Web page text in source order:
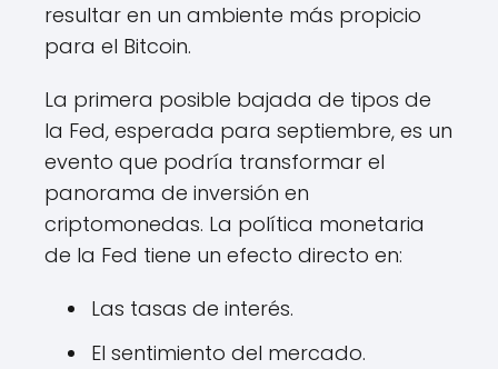
resultar en un ambiente más propicio
para el Bitcoin.
La primera posible bajada de tipos de
la Fed, esperada para septiembre, es un
evento que podría transformar el
panorama de inversión en
criptomonedas. La política monetaria
de la Fed tiene un efecto directo en:
Las tasas de interés.
El sentimiento del mercado.